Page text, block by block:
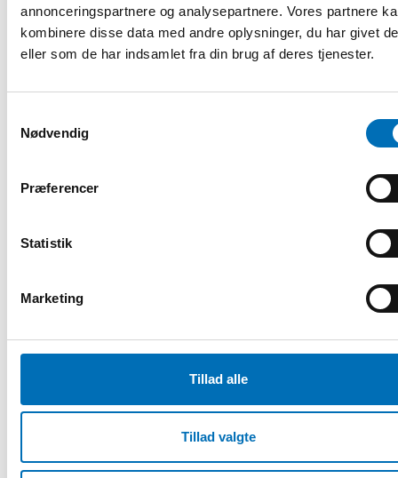
annonceringspartnere og analysepartnere. Vores partnere
kombinere disse data med andre oplysninger, du har givet
eller som de har indsamlet fra din brug af deres tjenester.
Nødvendig
Præferencer
Statistik
Marketing
Tillad alle
Tillad valgte
Päijänne-Tavastland – regionen som visar
Finland genomförde vid årsskiftet en stor reform av hela
den offentliga social- och hälsovården med målet att